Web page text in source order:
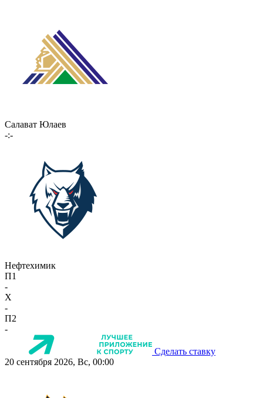
Салават Юлаев
-:-
Нефтехимик
П1
-
X
-
П2
-
Сделать ставку
20 сентября 2026, Вс, 00:00